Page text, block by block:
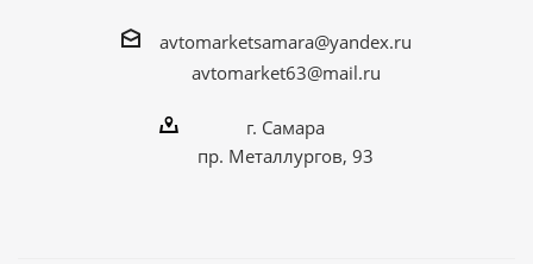
avtomarketsamara@yandex.ru
avtomarket63@mail.ru
г. Самара
пр. Металлургов, 93